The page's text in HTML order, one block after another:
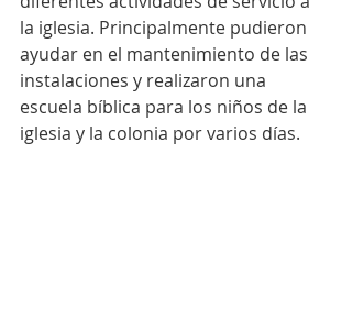
la iglesia. Principalmente pudieron
ayudar en el mantenimiento de las
instalaciones y realizaron una
escuela bíblica para los niños de la
iglesia y la colonia por varios días.